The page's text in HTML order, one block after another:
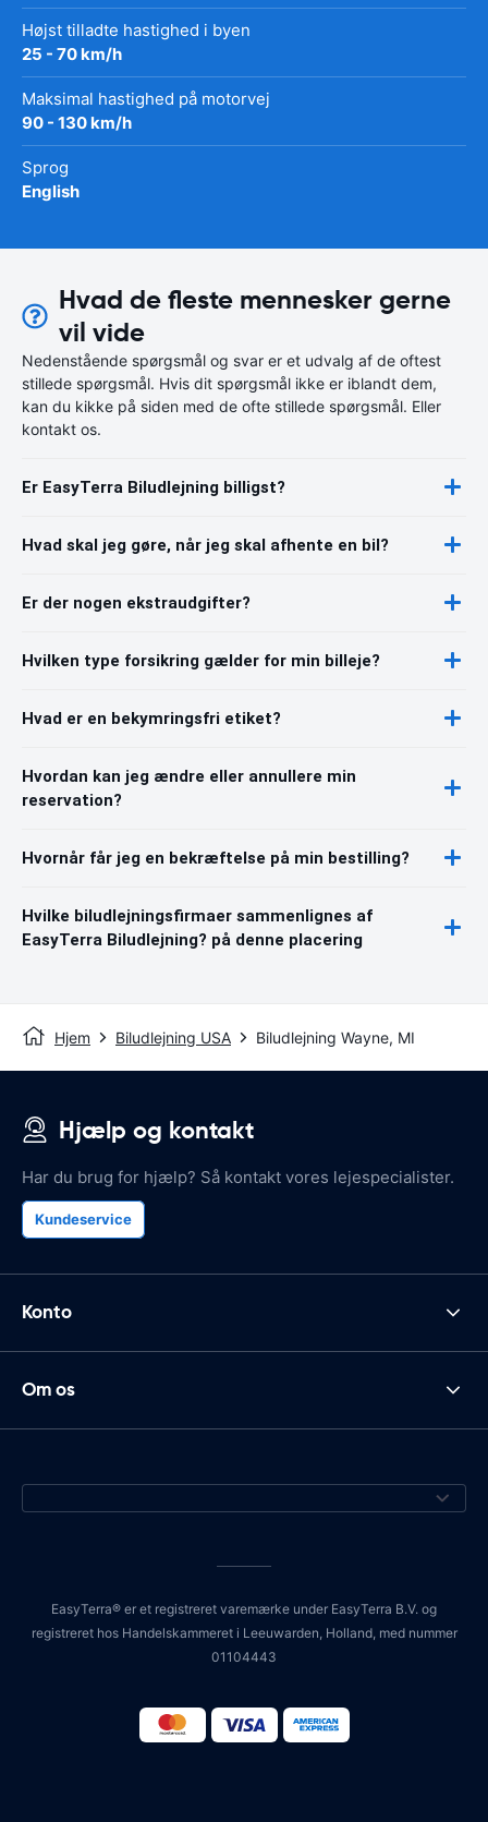
Højst tilladte hastighed i byen
25 - 70 km/h
Maksimal hastighed på motorvej
90 - 130 km/h
Sprog
English
Hvad de fleste mennesker gerne
vil vide
Nedenstående spørgsmål og svar er et udvalg af de oftest
stillede spørgsmål. Hvis dit spørgsmål ikke er iblandt dem,
kan du kikke på siden med de ofte stillede spørgsmål. Eller
kontakt os.
Er EasyTerra Biludlejning billigst?
Hvad skal jeg gøre, når jeg skal afhente en bil?
Er der nogen ekstraudgifter?
Hvilken type forsikring gælder for min billeje?
Hvad er en bekymringsfri etiket?
Hvordan kan jeg ændre eller annullere min
reservation?
Hvornår får jeg en bekræftelse på min bestilling?
Hvilke biludlejningsfirmaer sammenlignes af
EasyTerra Biludlejning? på denne placering
Hjem Biludlejning USA Biludlejning Wayne, MI
Hjælp og kontakt
Har du brug for hjælp? Så kontakt vores lejespecialister.
Kundeservice
Konto
Om os
EasyTerra® er et registreret varemærke under EasyTerra B.V. og
registreret hos Handelskammeret i Leeuwarden, Holland, med nummer
01104443